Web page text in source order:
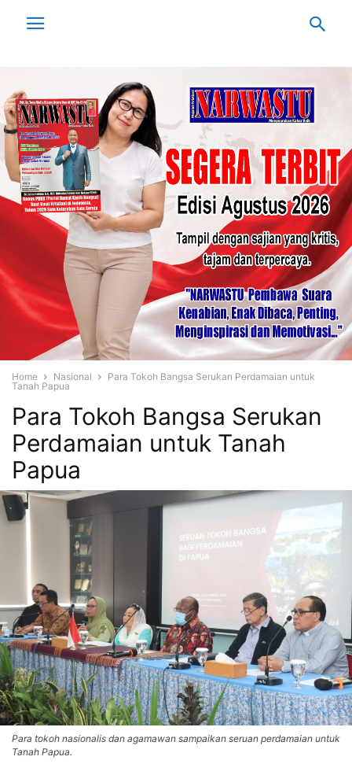
Home Nasional
Para Tokoh Bangsa Serukan Perdamaian untuk
Tanah Papua
Para Tokoh Bangsa Serukan
Perdamaian untuk Tanah
Papua
Para tokoh nasionalis dan agamawan sampaikan seruan perdamaian untuk
Tanah Papua.